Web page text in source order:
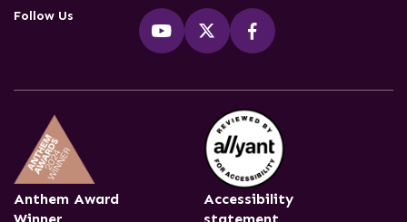
Follow Us
Anthem Award
Accessibility